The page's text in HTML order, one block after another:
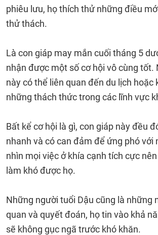
phiêu lưu, họ thích thử những điều
thử thách.
Là con giáp may mắn cuối tháng 5
nhận được một số cơ hội vô cùng tốt.
này có thể liên quan đến du lịch hoặc
những thách thức trong các lĩnh vực
Bất kể cơ hội là gì, con giáp này đều
nhanh và có can đảm để ứng phó với
nhìn mọi việc ở khía cạnh tích cực
làm khó được họ.
Những người tuổi Dậu cũng là những
quan và quyết đoán, họ tin vào khả
sẽ không gục ngã trước khó khăn.